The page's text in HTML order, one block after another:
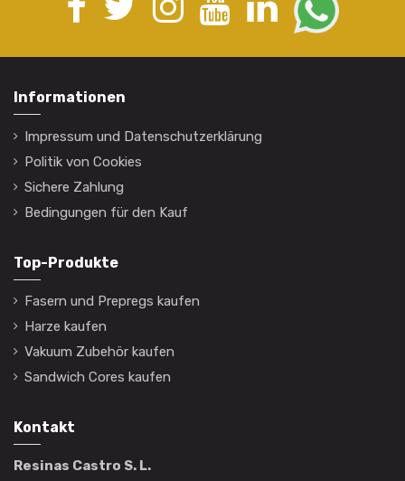
Informationen
Impressum und Datenschutzerklärung
Politik von Cookies
Sichere Zahlung
Bedingungen für den Kauf
Top-Produkte
Fasern und Prepregs kaufen
Harze kaufen
Vakuum Zubehör kaufen
Sandwich Cores kaufen
Kontakt
Resinas Castro S. L.